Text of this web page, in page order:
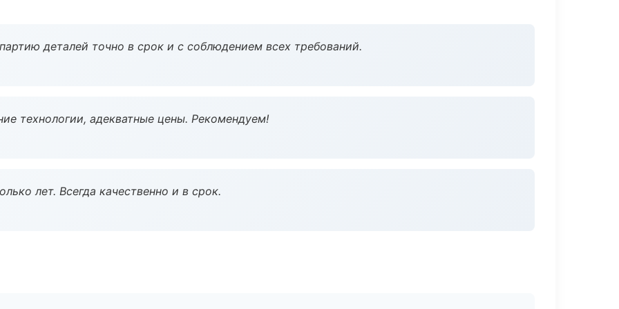
деталей точно в срок и с соблюдением всех требований.
технологии, адекватные цены. Рекомендуем!
лет. Всегда качественно и в срок.